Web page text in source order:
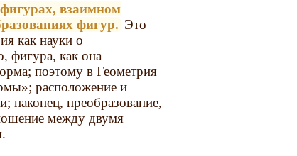
взаимном
фигур. Это
как науки о
фигура, как она
поэтому в Геометрия
расположение и
наконец, преобразование,
между двумя